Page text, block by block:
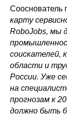
Сооснователь
карту
RoboJobs, мы
соискателей,
области и
России. Уже
на
прогнозам к
должно быть